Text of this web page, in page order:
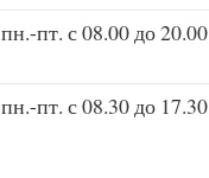
пн.-пт. с 08.00 до
пн.-пт. с 08.30 до 17.30